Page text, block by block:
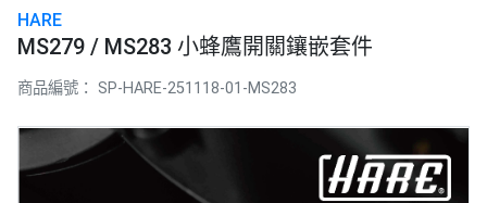
HARE
MS279 / MS283 小蜂鷹開關鑲嵌套件
商品編號： SP-HARE-251118-01-MS283